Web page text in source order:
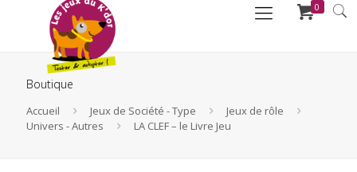
0
Boutique
Accueil Jeux de Société - Type
Jeux de rôle
Univers - Autres
LA CLEF – le Livre Jeu